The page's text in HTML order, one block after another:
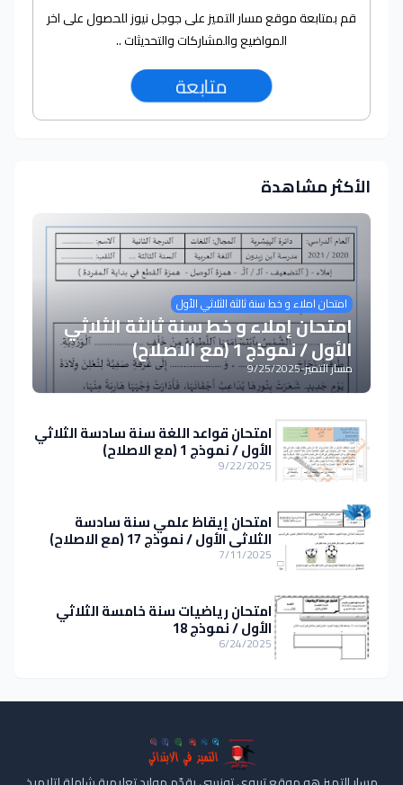
قم بمتابعة موقع مسار التميز على جوجل نيوز للحصول على اخر
المواضيع والمشاركات والتحديثات ..
متابعة
الأكثر مشاهدة
امتحان املاء و خط سنة ثالثة الثلاثي الأول
امتحان إملاء و خط سنة ثالثة الثلاثي
الأول / نموذج 1 (مع الاصلاح)
مسار التميز-
9/25/2025
امتحان قواعد اللغة سنة سادسة الثلاثي
الأول / نموذج 1 (مع الاصلاح)
9/22/2025
امتحان إيقاظ علمي سنة سادسة
الثلاثي الأول / نموذج 17 (مع الاصلاح)
7/11/2025
امتحان رياضيات سنة خامسة الثلاثي
الأول / نموذج 18
6/24/2025